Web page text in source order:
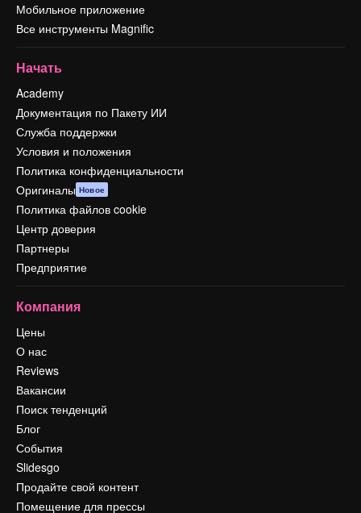
Мобильное приложение
Все инструменты Magnific
Начать
Academy
Документация по Пакету ИИ
Служба поддержки
Условия и положения
Политика конфиденциальности
Оригиналы Новое
Политика файлов cookie
Центр доверия
Партнеры
Предприятие
Компания
Цены
О нас
Reviews
Вакансии
Поиск тенденций
Блог
События
Slidesgo
Продайте свой контент
Помещение для прессы